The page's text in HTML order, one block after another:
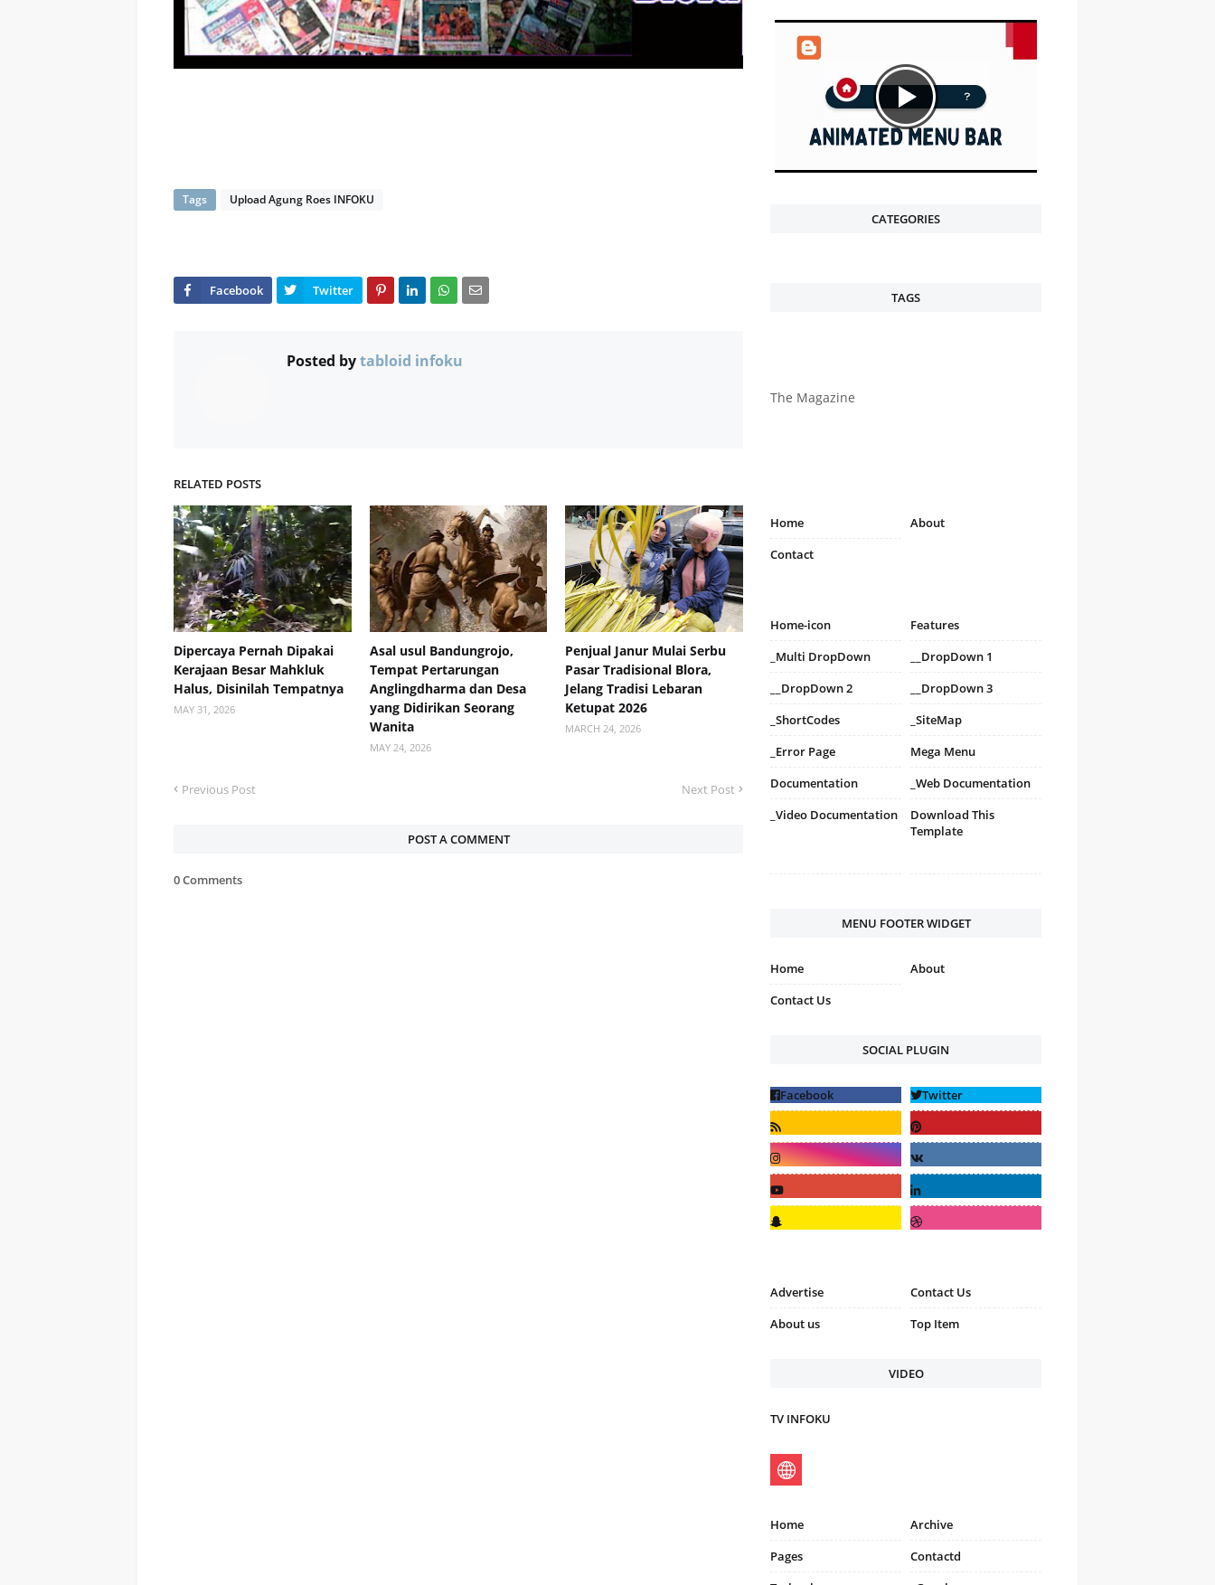
Tags Upload Agung Roes INFOKU
Posted bytabloid infoku
RELATED POSTS
Dipercaya Pernah Dipakai
Kerajaan Besar Mahkluk
Halus, Disinilah Tempatnya
MAY 31, 2026
Asal usul Bandungrojo,
Tempat Pertarungan
Anglingdharma dan Desa
yang Didirikan Seorang
Wanita
MAY 24, 2026
Penjual Janur Mulai Serbu
Pasar Tradisional Blora,
Jelang Tradisi Lebaran
Ketupat 2026
MARCH 24, 2026
Previous Post Next Post
POST A COMMENT
0 Comments
CATEGORIES
TAGS
The Magazine
Home
About
Contact
Home-icon
Features
_Multi DropDown
__DropDown 1
__DropDown 2
__DropDown 3
_ShortCodes
_SiteMap
_Error Page
Mega Menu
Documentation
_Web Documentation
_Video Documentation
Download This
Template
MENU FOOTER WIDGET
Home
About
Contact Us
SOCIAL PLUGIN
Advertise
Contact Us
About us
Top Item
VIDEO
TV INFOKU
Home
Archive
Pages
Contactd